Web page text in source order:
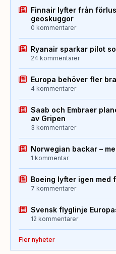
Finnair lyfter från
geoskuggor
0 kommentarer
Ryanair sparkar pilot
24 kommentarer
Europa behöver fler
4 kommentarer
Saab och Embraer
av Gripen
3 kommentarer
Norwegian backar –
1 kommentar
Boeing lyfter igen med
7 kommentarer
Svensk flyglinje
12 kommentarer
Fler nyheter